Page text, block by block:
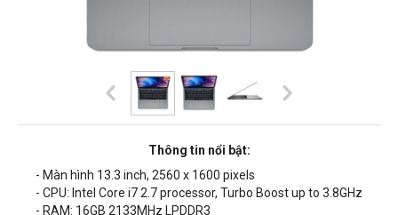
Thông tin nổi bật:
- Màn hình 13.3 inch, 2560 x 1600 pixels
- CPU: Intel Core i7 2.7 processor, Turbo Boost up to 3.8GHz
- RAM: 16GB 2133MHz LPDDR3